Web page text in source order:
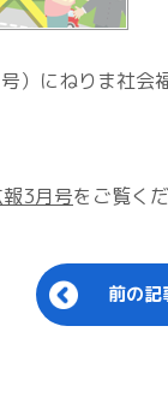
）にねりま社会
3月号をご覧くだ
前の記